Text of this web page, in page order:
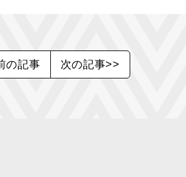
の記事 次の記事>>